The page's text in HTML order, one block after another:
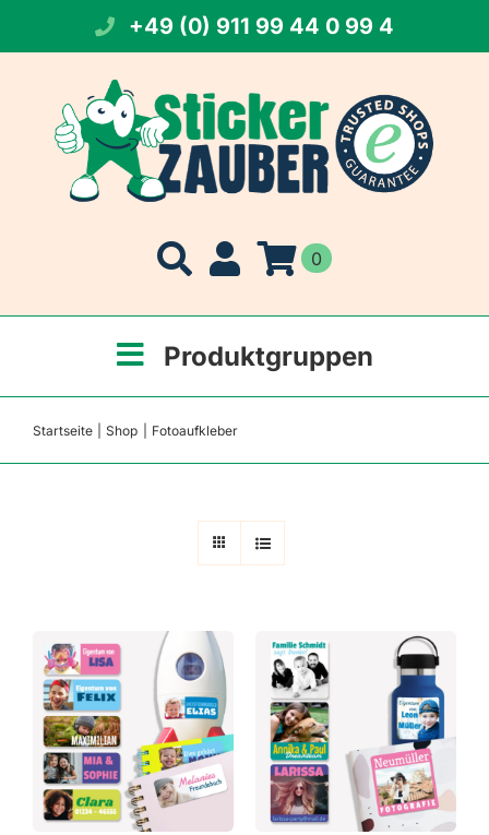
springen
+49 (0) 911 99 44 0 99 4
0
Produktgruppen
Startseite Shop Fotoaufkleber